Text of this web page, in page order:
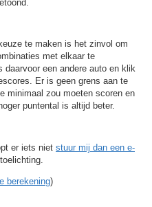
te maken is het zinvol om
met elkaar te
daarvoor een andere auto en klik
Er is geen grens aan te
minimaal zou moeten scoren en
puntental is altijd beter.
er iets niet stuur mij dan een e-
berekening)